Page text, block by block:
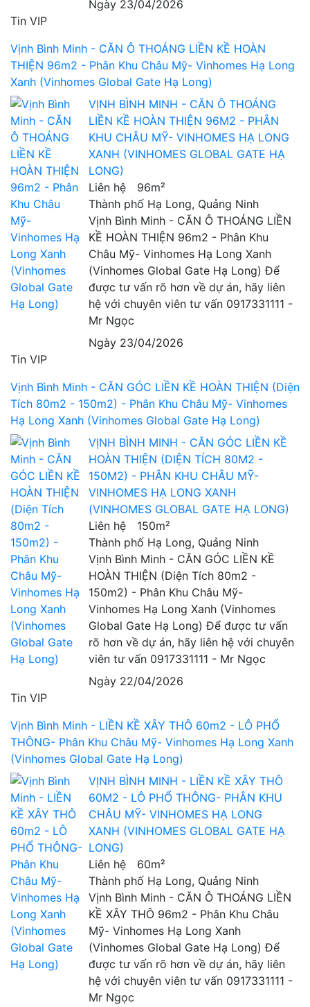
Ngày 23/04/2026
Tin VIP
Vịnh Bình Minh - CĂN Ô THOÁNG LIỀN KỀ HOÀN
THIỆN 96m2 - Phân Khu Châu Mỹ- Vinhomes Hạ Long
Xanh (Vinhomes Global Gate Hạ Long)
VỊNH BÌNH MINH - CĂN Ô THOÁNG
LIỀN KỀ HOÀN THIỆN 96M2 - PHÂN
KHU CHÂU MỸ- VINHOMES HẠ LONG
XANH (VINHOMES GLOBAL GATE HẠ
LONG)
Liên hệ
96m²
Thành phố Hạ Long, Quảng Ninh
Vịnh Bình Minh - CĂN Ô THOÁNG LIỀN
KỀ HOÀN THIỆN 96m2 - Phân Khu
Châu Mỹ- Vinhomes Hạ Long Xanh
(Vinhomes Global Gate Hạ Long) Để
được tư vấn rõ hơn về dự án, hãy liên
hệ với chuyên viên tư vấn 0917331111 -
Mr Ngọc
Ngày 23/04/2026
Tin VIP
Vịnh Bình Minh - CĂN GÓC LIỀN KỀ HOÀN THIỆN (Diện
Tích 80m2 - 150m2) - Phân Khu Châu Mỹ- Vinhomes
Hạ Long Xanh (Vinhomes Global Gate Hạ Long)
VỊNH BÌNH MINH - CĂN GÓC LIỀN KỀ
HOÀN THIỆN (DIỆN TÍCH 80M2 -
150M2) - PHÂN KHU CHÂU MỸ-
VINHOMES HẠ LONG XANH
(VINHOMES GLOBAL GATE HẠ LONG)
Liên hệ
150m²
Thành phố Hạ Long, Quảng Ninh
Vịnh Bình Minh - CĂN GÓC LIỀN KỀ
HOÀN THIỆN (Diện Tích 80m2 -
150m2) - Phân Khu Châu Mỹ-
Vinhomes Hạ Long Xanh (Vinhomes
Global Gate Hạ Long) Để được tư vấn
rõ hơn về dự án, hãy liên hệ với chuyên
viên tư vấn 0917331111 - Mr Ngọc
Ngày 22/04/2026
Tin VIP
Vịnh Bình Minh - LIỀN KỀ XÂY THÔ 60m2 - LÔ PHỔ
THÔNG- Phân Khu Châu Mỹ- Vinhomes Hạ Long Xanh
(Vinhomes Global Gate Hạ Long)
VỊNH BÌNH MINH - LIỀN KỀ XÂY THÔ
60M2 - LÔ PHỔ THÔNG- PHÂN KHU
CHÂU MỸ- VINHOMES HẠ LONG
XANH (VINHOMES GLOBAL GATE HẠ
LONG)
Liên hệ
60m²
Thành phố Hạ Long, Quảng Ninh
Vịnh Bình Minh - CĂN Ô THOÁNG LIỀN
KỀ XÂY THÔ 96m2 - Phân Khu Châu
Mỹ- Vinhomes Hạ Long Xanh
(Vinhomes Global Gate Hạ Long) Để
được tư vấn rõ hơn về dự án, hãy liên
hệ với chuyên viên tư vấn 0917331111 -
Mr Ngọc